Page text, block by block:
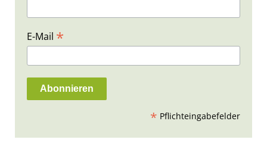
E-Mail *
* Pflichteingabefelder